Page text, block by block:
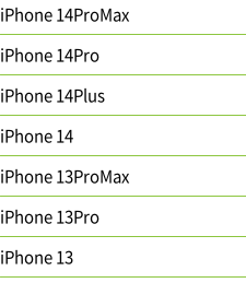
iPhone 14ProMax
iPhone 14Pro
iPhone 14Plus
iPhone 14
iPhone 13ProMax
iPhone 13Pro
iPhone 13